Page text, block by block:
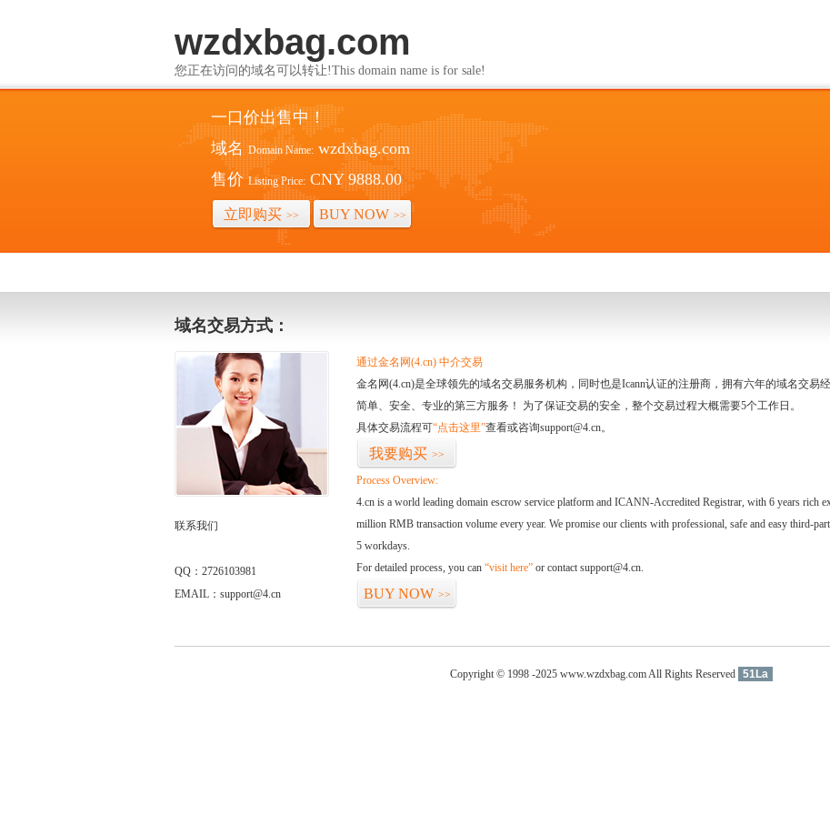
wzdxbag.com
您正在访问的域名可以转让!This domain name is for sale!
一口价出售中！
域名 Domain Name: wzdxbag.com
售价 Listing Price: CNY 9888.00
立即购买 >> BUY NOW >>
域名交易方式：
联系我们
QQ：2726103981
EMAIL：support@4.cn
通过金名网(4.cn) 中介交易
金名网(4.cn)是全球领先的域名交易服务机构，同时也是Icann认证的注册商，拥有六年的域名交易
简单、安全、专业的第三方服务！ 为了保证交易的安全，整个交易过程大概需要5个工作日。
具体交易流程可“点击这里”查看或咨询support@4.cn。
我要购买 >>
Process Overview:
4.cn is a world leading domain escrow service platform and ICANN-Accredited Registrar, with 6 years rich
million RMB transaction volume every year. We promise our clients with professional, safe and easy third-
5 workdays.
For detailed process, you can “visit here” or contact support@4.cn.
BUY NOW >>
Copyright © 1998 -2025 www.wzdxbag.com All Rights Reserved 51La